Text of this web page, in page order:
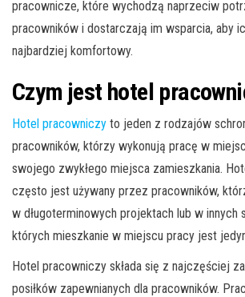
pracownicze, które wychodzą naprzeciw
pracowników i dostarczają im wsparcia, aby
najbardziej komfortowy.
Czym jest hotel
Hotel pracowniczy to jeden z rodzajów
pracowników, którzy wykonują pracę w
swojego zwykłego miejsca zamieszkania.
często jest używany przez pracowników,
w długoterminowych projektach lub w innych
których mieszkanie w miejscu pracy jest
Hotel pracowniczy składa się z najczęściej
posiłków zapewnianych dla pracowników.